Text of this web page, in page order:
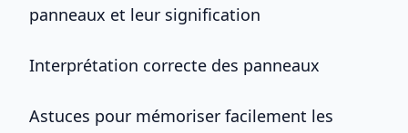
panneaux et leur signification
Interprétation correcte des panneaux
Astuces pour mémoriser facilement les